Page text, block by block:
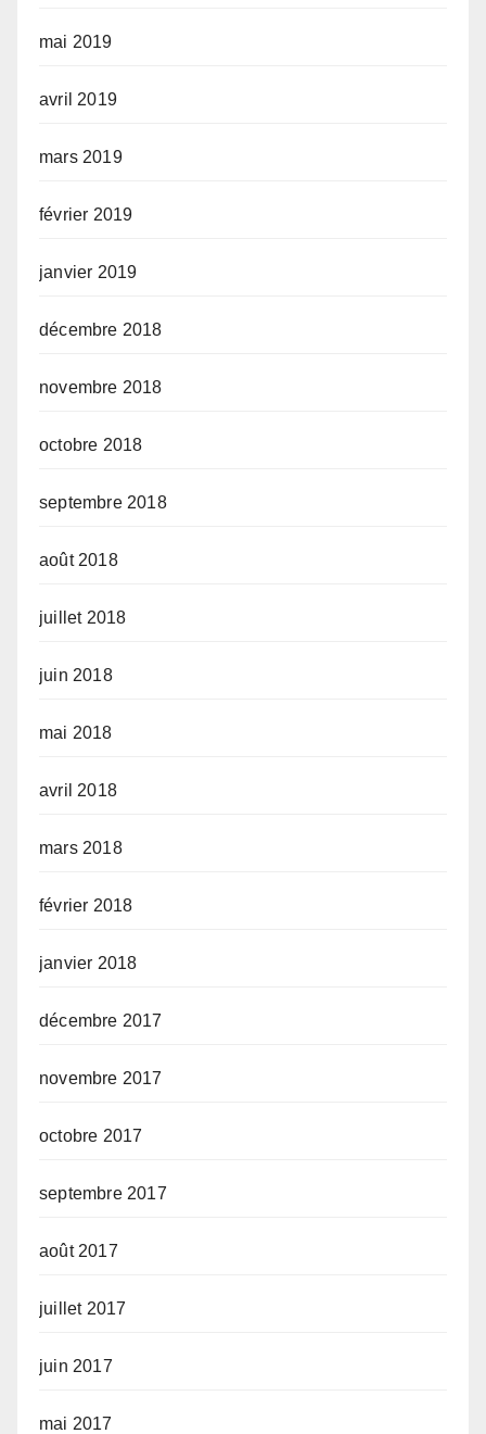
mai 2019
avril 2019
mars 2019
février 2019
janvier 2019
décembre 2018
novembre 2018
octobre 2018
septembre 2018
août 2018
juillet 2018
juin 2018
mai 2018
avril 2018
mars 2018
février 2018
janvier 2018
décembre 2017
novembre 2017
octobre 2017
septembre 2017
août 2017
juillet 2017
juin 2017
mai 2017